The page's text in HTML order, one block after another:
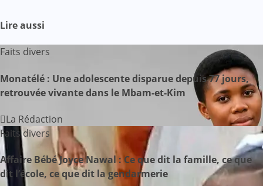
Lire aussi
Faits divers
Monatélé : Une adolescente disparue depuis 77 jours,
retrouvée vivante dans le Mbam-et-Kim
La Rédaction
Faits divers
Affaire Bébé Joyce Nawal : Ce que dit la famille, ce que
dit l’école, ce que dit la gendarmerie